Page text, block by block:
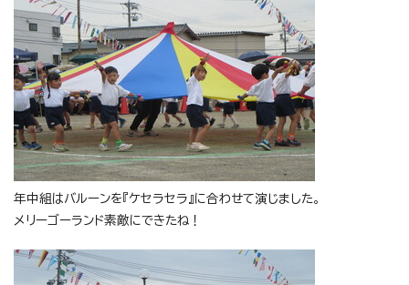
年中組はバルーンを『ケセラセラ』に合わせて演じました。
メリーゴーランド素敵にできたね！